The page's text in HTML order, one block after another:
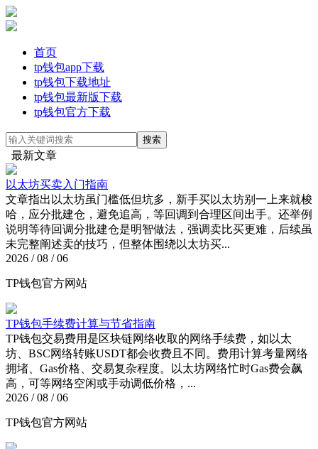
首页
tp钱包app下载
tp钱包下载地址
tp钱包最新版下载
tp钱包官方下载
最新文章
以太坊买卖入门指南
文章指出以太坊虽门槛低但坑多，新手买以太坊别一上来就梭
哈，应分批建仓，避免追高，等回调到合理区间出手。还举例
说明等待回调分批建仓是明智做法，强调卖比买更难，后续虽
未完整阐述卖的技巧，但整体围绕以太坊买...
2026 / 08 / 06
TP钱包官方网站
TP钱包手续费计算与节省指南
TP钱包交易费用是区块链网络收取的网络手续费，如以太
坊、BSC网络转账USDT都会收费且不同。费用计算考量网络
拥堵、Gas价格、交易复杂程度。以太坊网络忙时Gas费会飙
高，可等网络空闲或手动调低价格，...
2026 / 08 / 06
TP钱包官方网站